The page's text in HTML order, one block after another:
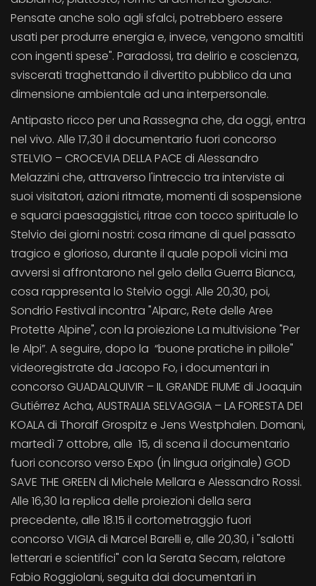
Pensate anche solo agli sfalci, potrebbero essere
usati per produrre energia e, invece, vengono smaltiti
con ingenti spese". Paradossi, tra delirio e coscienza,
sviscerati traghettando il divertito pubblico da una
dimensione ambientale ad una interpersonale.
Antipasto ricco per una Rassegna che, da oggi, entra
nel vivo. Alle 17,30 il documentario fuori concorso
STELVIO – CROCEVIA DELLA PACE di Alessandro
Melazzini che, attraverso l'intreccio tra interviste ai
suoi visitatori, azioni ritmate, momenti di sospensione
e squarci paesaggistici, ritrae con tocco spirituale lo
Stelvio dei giorni nostri: cosa rimane di quel passato
tragico e glorioso, durante il quale popoli vicini ma
avversi si affrontarono nel gelo della Guerra Bianca,
cosa rappresenta lo Stelvio oggi. Alle 20,30, poi,
Sondrio Festival incontra "Alparc, Rete delle Aree
Protette Alpine", con la proiezione La multivisione "Per
le Alpi”. A seguire, dopo la “buone pratiche in pillole"
videoregistrate da Jacopo Fo, i documentari in
concorso GUADALQUIVIR – IL GRANDE FIUME di Joaquin
Gutiérrez Acha, AUSTRALIA SELVAGGIA – LA FORESTA DEI
KOALA di Thoralf Grospitz e Jens Westphalen. Domani,
martedì 7 ottobre, alle 15, di scena il documentario
fuori concorso verso Expo (in lingua originale) GOD
SAVE THE GREEN di Michele Mellara e Alessandro Rossi.
Alle 16,30 la replica delle proiezioni della sera
precedente, alle 18.15 il cortometraggio fuori
concorso VIGIA di Marcel Barelli e, alle 20,30, i "salotti
letterari e scientifici" con la Serata Secam, relatore
Fabio Roggiolani, seguita dai documentari in